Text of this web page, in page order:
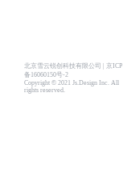
北京雪云锐创科技有限公司 | 京ICP
备16060150号-2
Copyright © 2021 Js.Design Inc. All
rights reserved.